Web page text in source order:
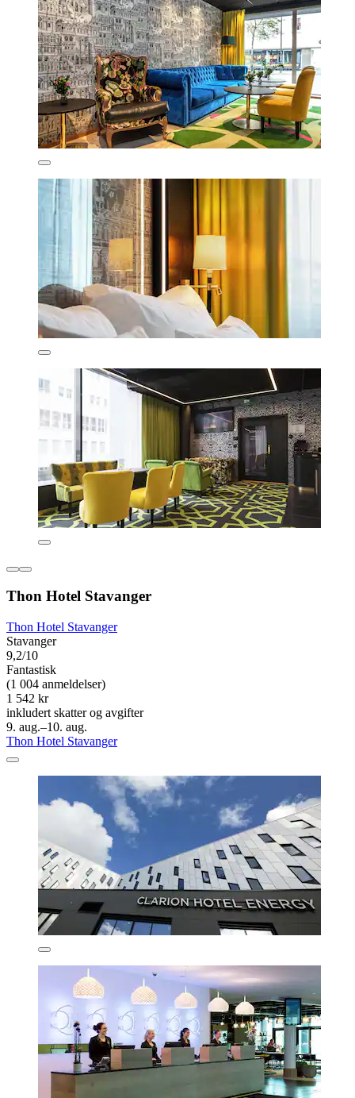
Thon Hotel Stavanger
Thon Hotel Stavanger
Stavanger
9,2/10
Fantastisk
(1 004 anmeldelser)
1 542 kr
inkludert skatter og avgifter
9. aug.–10. aug.
Thon Hotel Stavanger